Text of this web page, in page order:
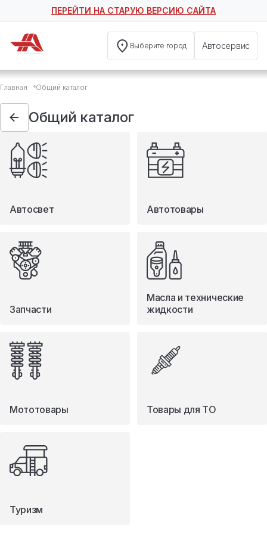
ПЕРЕЙТИ НА СТАРУЮ ВЕРСИЮ САЙТА
Выберите город Автосервис
Общий каталог
Автосвет
Автотовары
Запчасти
Масла и технические жидкости
Мототовары
Туризм
Главная Общий каталог
Общий каталог
Автосвет Автотовары
Запчасти
Масла и технические
жидкости
Мототовары Товары для ТО
Туризм